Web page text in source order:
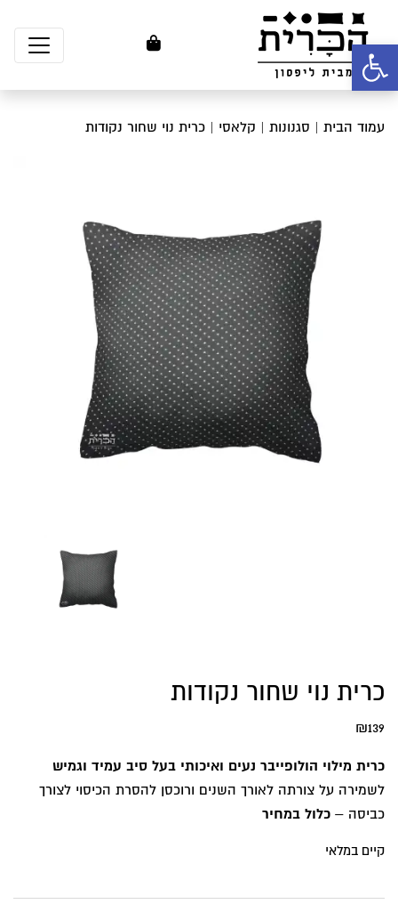
פתח סרגל נגישות
עמוד הבית | סגנונות | קלאסי | כרית נוי שחור נקודות
כרית נוי שחור נקודות
₪139
כרית מילוי הולופייבר נעים ואיכותי בעל סיב עמיד וגמיש
לשמירה על צורתה לאורך השנים ורוכסן להסרת הכיסוי לצורך
כביסה – כלול במחיר
קיים במלאי